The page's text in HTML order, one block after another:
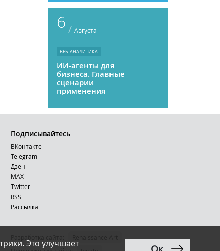
6 / Августа
ВЕБ-АНАЛИТИКА
ИИ-агенты для
бизнеса. Главные
сценарии
применения
Это улучшает
Подписывайтесь
ВКонтакте
Telegram
Дзен
MAX
Тwitter
RSS
Рассылка